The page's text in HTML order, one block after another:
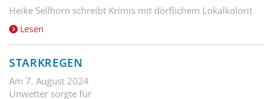
Heike Sellhorn schreibt Krimis mit dörflichem Lokalkolorit
Lesen
STARKREGEN
Am 7. August 2024
Unwetter sorgte für